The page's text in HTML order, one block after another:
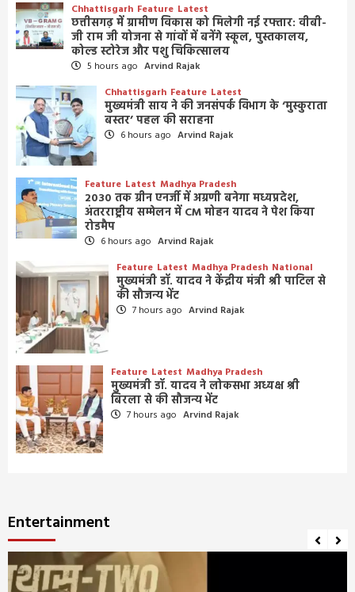
Chhattisgarh Feature Latest
छत्तीसगढ़ में ग्रामीण विकास को मिलेगी नई रफ्तार: वीबी-
जी राम जी योजना से गांवों में बनेंगे स्कूल, पुस्तकालय,
कोल्ड स्टोरेज और पशु चिकित्सालय
5 hours ago Arvind Rajak
Chhattisgarh Feature Latest
मुख्यमंत्री साय ने की जनसंपर्क विभाग के ‘मुस्कुराता
बस्तर’ पहल की सराहना
6 hours ago Arvind Rajak
Feature Latest Madhya Pradesh
2030 तक ग्रीन एनर्जी में अग्रणी बनेगा मध्यप्रदेश,
अंतरराष्ट्रीय सम्मेलन में CM मोहन यादव ने पेश किया
रोडमैप
6 hours ago Arvind Rajak
Feature Latest Madhya Pradesh National
मुख्यमंत्री डॉ. यादव ने केंद्रीय मंत्री श्री पाटिल से
की सौजन्य भेंट
7 hours ago Arvind Rajak
Feature Latest Madhya Pradesh
मुख्यमंत्री डॉ. यादव ने लोकसभा अध्यक्ष श्री
बिरला से की सौजन्य भेंट
7 hours ago Arvind Rajak
Entertainment